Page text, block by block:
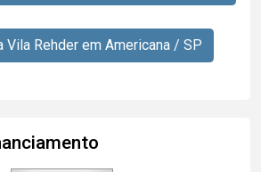
Vila Rehder em Americana / SP